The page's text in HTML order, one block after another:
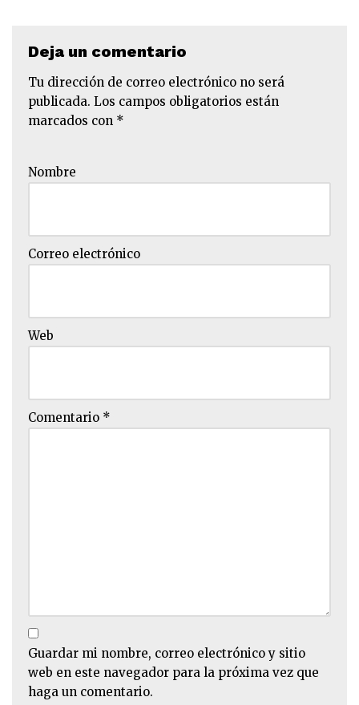
Deja un comentario
Tu dirección de correo electrónico no será
publicada. Los campos obligatorios están
marcados con *
Nombre
Correo electrónico
Web
Comentario *
Guardar mi nombre, correo electrónico y sitio
web en este navegador para la próxima vez que
haga un comentario.